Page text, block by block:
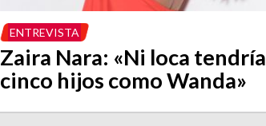
ENTREVISTA
Zaira Nara: «Ni loca tendría
cinco hijos como Wanda»